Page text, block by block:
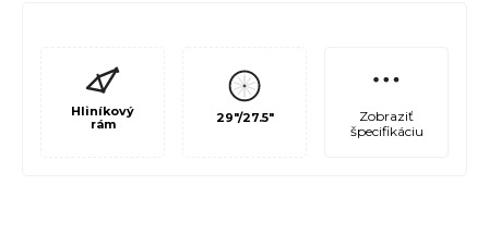
Hliníkový
rám
29"/27.5"
Zobraziť
špecifikáciu